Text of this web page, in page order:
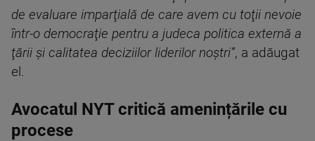
de evaluare imparţială de care avem cu toţii nevoie
într-o democraţie pentru a judeca politica externă a
ţării şi calitatea deciziilor liderilor noştri”, a adăugat
el.
Avocatul NYT critică amenințările cu
procese